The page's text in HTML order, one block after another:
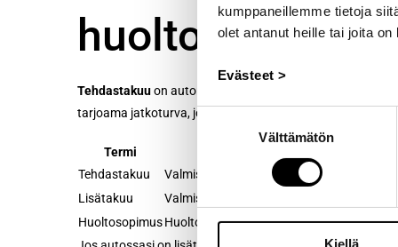
kumppaneillemme tietoja
olet antanut heille tai joita
Evästeet >
Suostumuksen
Välttämätön
Kiellä
Tehdastakuuon autonvalmistajan myöntämä takuu,
tarjoama jatkoturva, jossa voi olla omia ehtoja.
Termi
Tehdastakuu
Valmistaja
Lisätakuu
Valmistaja, maahantuoja tai erillinen
HuoltosopimusHuoltoverkosto, rahoitusyhtiö tai